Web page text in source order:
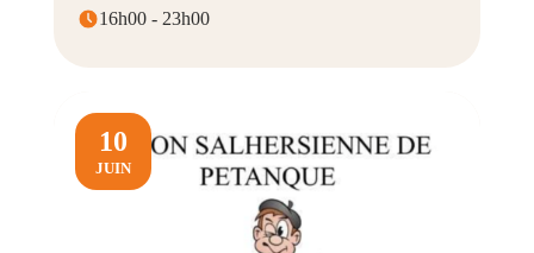
16h00 - 23h00
10
JUIN